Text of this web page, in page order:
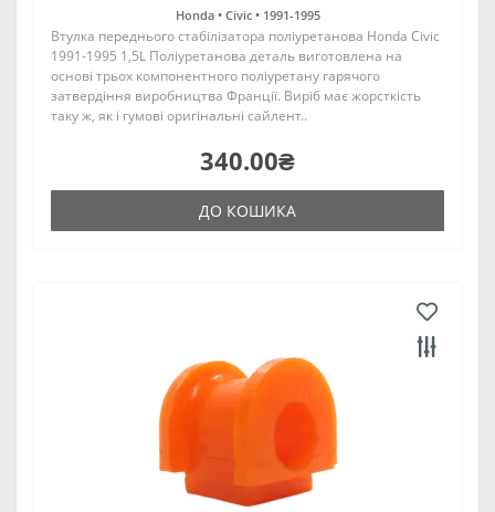
Honda • Civic • 1991-1995
Втулка переднього стабілізатора поліуретанова Honda Civic
1991-1995 1,5L Поліуретанова деталь виготовлена на
основі трьох компонентного поліуретану гарячого
затвердіння виробництва Франції. Виріб має жорсткість
таку ж, як і гумові оригінальні сайлент..
340.00₴
ДО КОШИКА